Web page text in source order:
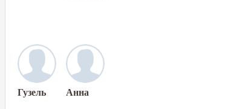
Гузель Анна